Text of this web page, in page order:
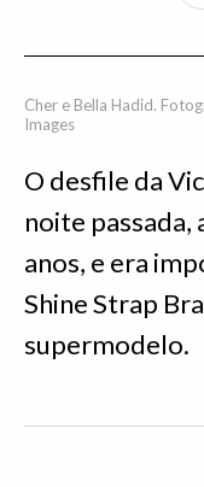
Cher e Bella Hadid.
Images
O desfile da
noite passada,
anos, e era
Shine Strap
supermodelo.